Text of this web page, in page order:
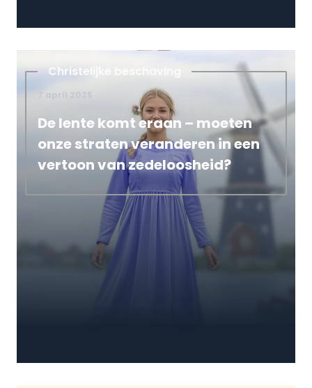
Christelijke beschaving
De lente komt eraan – moeten
onze straten veranderen in een
vertoon van zedeloosheid?